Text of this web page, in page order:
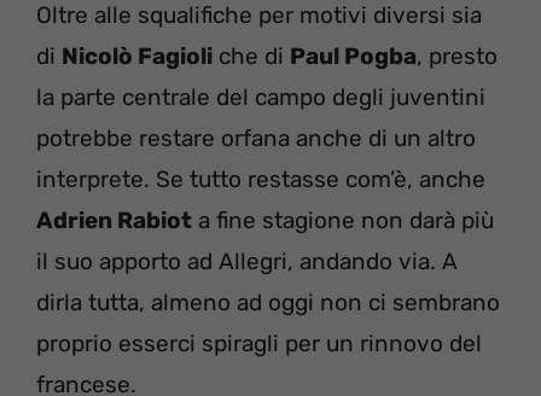
Oltre alle squalifiche per motivi diversi sia
di Nicolò Fagioli che di Paul Pogba, presto
la parte centrale del campo degli juventini
potrebbe restare orfana anche di un altro
interprete. Se tutto restasse com’è, anche
Adrien Rabiot a fine stagione non darà più
il suo apporto ad Allegri, andando via. A
dirla tutta, almeno ad oggi non ci sembrano
proprio esserci spiragli per un rinnovo del
francese.